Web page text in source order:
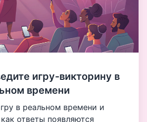
игру-викторину в
времени
в реальном времени и
ответы появляются